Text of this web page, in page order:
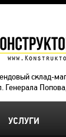
склад-
Генерала
УСЛУГИ